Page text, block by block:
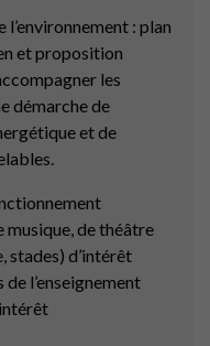
: plan
et proposition
les
démarche de
et de
musique, de théâtre
stades) d’intérêt
l’enseignement